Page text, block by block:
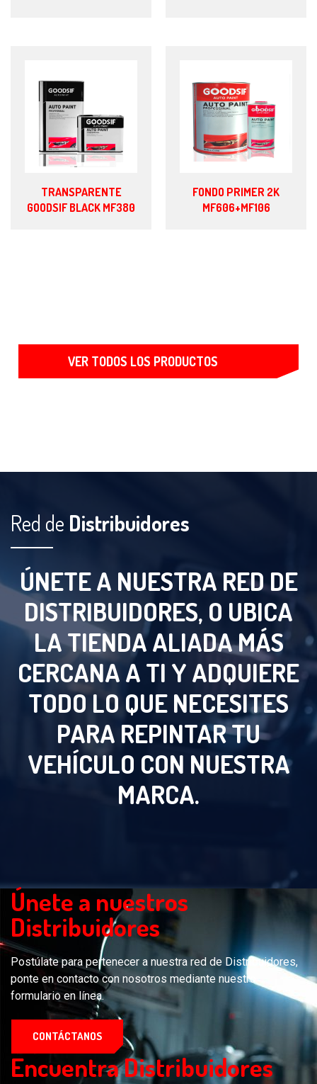
TRANSPARENTE
GOODSIF BLACK MF380
FONDO PRIMER 2K
MF606+MF106
VER TODOS LOS PRODUCTOS
Red de Distribuidores
ÚNETE A NUESTRA RED DE
DISTRIBUIDORES, O UBICA
LA TIENDA ALIADA MÁS
CERCANA A TI Y ADQUIERE
TODO LO QUE NECESITES
PARA REPINTAR TU
VEHÍCULO CON NUESTRA
MARCA.
Únete a nuestros
Distribuidores
Postúlate para pertenecer a nuestra red de Distribuidores,
ponte en contacto con nosotros mediante nuestro
formulario en línea.
CONTÁCTANOS
Encuentra Distribuidores